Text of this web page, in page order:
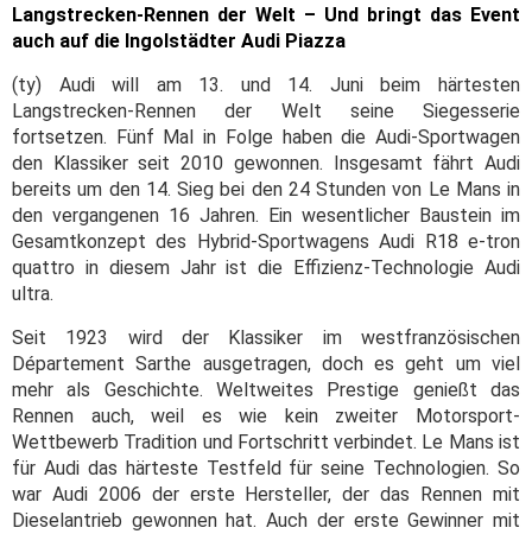
Langstrecken-Rennen der Welt – Und bringt das Event
auch auf die Ingolstädter Audi Piazza
(ty) Audi will am 13. und 14. Juni beim härtesten
Langstrecken-Rennen der Welt seine Siegesserie
fortsetzen. Fünf Mal in Folge haben die Audi-Sportwagen
den Klassiker seit 2010 gewonnen. Insgesamt fährt Audi
bereits um den 14. Sieg bei den 24 Stunden von Le Mans in
den vergangenen 16 Jahren. Ein wesentlicher Baustein im
Gesamtkonzept des Hybrid-Sportwagens Audi R18 e-tron
quattro in diesem Jahr ist die Effizienz-Technologie Audi
ultra.
Seit 1923 wird der Klassiker im westfranzösischen
Département Sarthe ausgetragen, doch es geht um viel
mehr als Geschichte. Weltweites Prestige genießt das
Rennen auch, weil es wie kein zweiter Motorsport-
Wettbewerb Tradition und Fortschritt verbindet. Le Mans ist
für Audi das härteste Testfeld für seine Technologien. So
war Audi 2006 der erste Hersteller, der das Rennen mit
Dieselantrieb gewonnen hat. Auch der erste Gewinner mit